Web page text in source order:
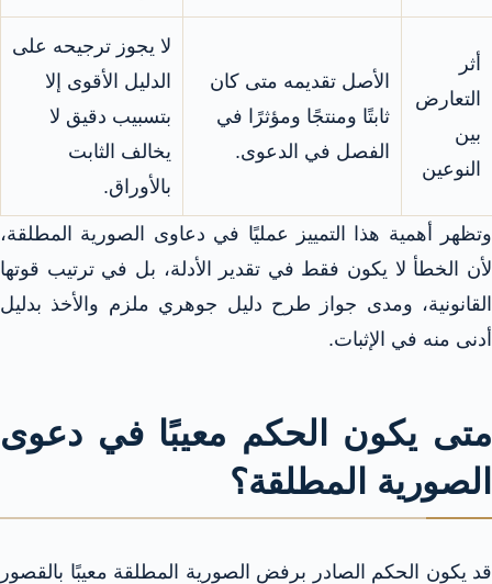
أثر
التعارض
بين
النوعين
الأصل تقديمه متى كان
ثابتًا ومنتجًا ومؤثرًا في
الفصل في الدعوى.
لا يجوز ترجيحه على
الدليل الأقوى إلا
بتسبيب دقيق لا
يخالف الثابت
بالأوراق.
وتظهر أهمية هذا التمييز عمليًا في دعاوى الصورية المطلقة،
لأن الخطأ لا يكون فقط في تقدير الأدلة، بل في ترتيب قوتها
القانونية، ومدى جواز طرح دليل جوهري ملزم والأخذ بدليل
أدنى منه في الإثبات.
متى يكون الحكم معيبًا في دعوى
الصورية المطلقة؟
قد يكون الحكم الصادر برفض الصورية المطلقة معيبًا بالقصور